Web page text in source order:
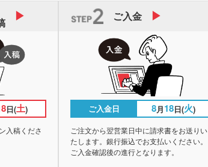
8日(土)
入稿くださ
ご入金
ご入金日 8月18日(火)
ご注文から翌営業日中に請求書をお送りい
たします。銀行振込でお支払いください。
ご入金確認後の進行となります。